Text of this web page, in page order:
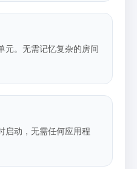
元。无需记忆复杂的房间
启动，无需任何应用程